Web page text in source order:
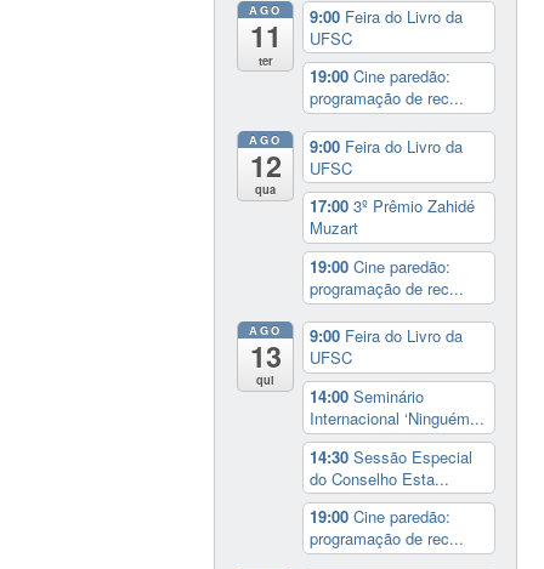
AGO
11
ter
9:00 Feira do Livro da
UFSC
19:00Cine paredão:
programação de rec...
AGO
12
qua
9:00 Feira do Livro da
UFSC
17:003º Prêmio Zahidé
Muzart
19:00Cine paredão:
programação de rec...
AGO
13
qui
9:00 Feira do Livro da
UFSC
14:00Seminário
Internacional ‘Ninguém...
14:30Sessão Especial
do Conselho Esta...
19:00Cine paredão:
programação de rec...